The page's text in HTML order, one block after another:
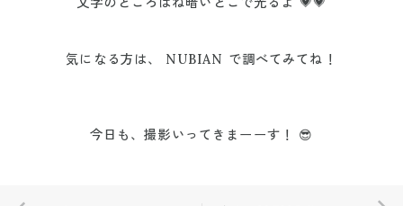
気になる方は、 NUBIAN で調べてみてね！
今日も、撮影いってきまーーす！ 😎